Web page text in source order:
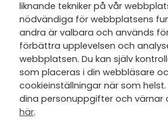
Jag har tagit del av
personuppgifts- och
integritetspolicyoch tar
av nyheter, hälsotips och
erbjudanden via min e-
liknande tekniker på vår
nödvändiga för webbplatsens
andra är valbara och används
förbättra upplevelsen och
webbplatsen. Du kan själv
som placeras i din webbläsare
cookieinställningar när som
dina personuppgifter och värnar
här.